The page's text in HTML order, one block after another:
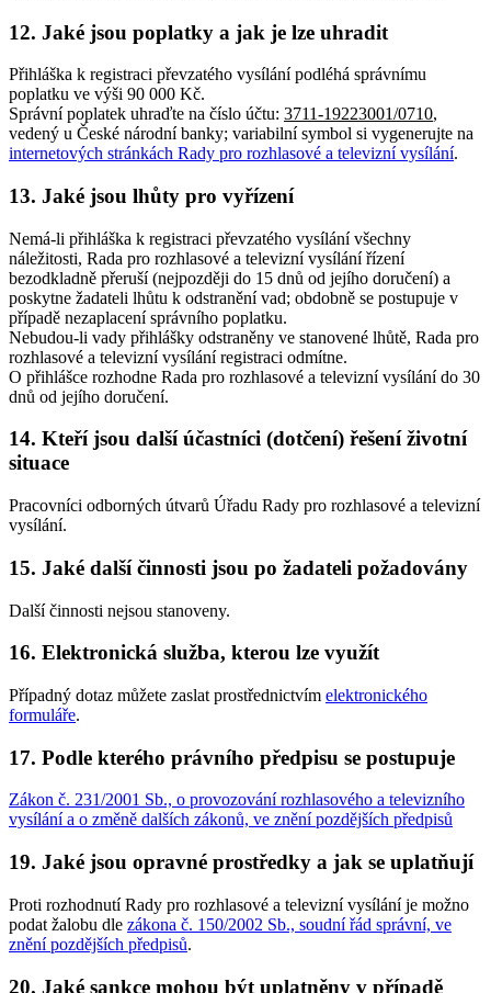
12. Jaké jsou poplatky a jak je lze uhradit
Přihláška k registraci převzatého vysílání podléhá správnímu
poplatku ve výši 90 000 Kč.
Správní poplatek uhraďte na číslo účtu: 3711-19223001/0710,
vedený u České národní banky; variabilní symbol si vygenerujte na
internetových stránkách Rady pro rozhlasové a televizní vysílání.
13. Jaké jsou lhůty pro vyřízení
Nemá-li přihláška k registraci převzatého vysílání všechny
náležitosti, Rada pro rozhlasové a televizní vysílání řízení
bezodkladně přeruší (nejpozději do 15 dnů od jejího doručení) a
poskytne žadateli lhůtu k odstranění vad; obdobně se postupuje v
případě nezaplacení správního poplatku.
Nebudou-li vady přihlášky odstraněny ve stanovené lhůtě, Rada pro
rozhlasové a televizní vysílání registraci odmítne.
O přihlášce rozhodne Rada pro rozhlasové a televizní vysílání do 30
dnů od jejího doručení.
14. Kteří jsou další účastníci (dotčení) řešení životní
situace
Pracovníci odborných útvarů Úřadu Rady pro rozhlasové a televizní
vysílání.
15. Jaké další činnosti jsou po žadateli požadovány
Další činnosti nejsou stanoveny.
16. Elektronická služba, kterou lze využít
Případný dotaz můžete zaslat prostřednictvím elektronického
formuláře.
17. Podle kterého právního předpisu se postupuje
Zákon č. 231/2001 Sb., o provozování rozhlasového a televizního
vysílání a o změně dalších zákonů, ve znění pozdějších předpisů
19. Jaké jsou opravné prostředky a jak se uplatňují
Proti rozhodnutí Rady pro rozhlasové a televizní vysílání je možno
podat žalobu dle zákona č. 150/2002 Sb., soudní řád správní, ve
znění pozdějších předpisů.
20. Jaké sankce mohou být uplatněny v případě